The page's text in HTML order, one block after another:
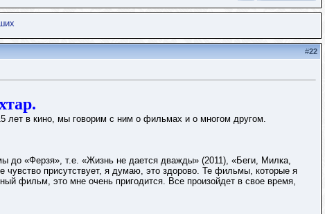
#22
лет в кино, мы говорим с ним о фильмах и о многом другом.
до «Ферзя», т.е. «Жизнь не дается дважды» (2011), «Беги, Милка,
чувство присутствует, я думаю, это здорово. Те фильмы, которые я
фильм, это мне очень пригодится. Все произойдет в свое время,